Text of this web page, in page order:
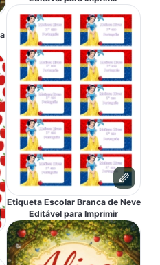
Etiqueta Escolar Branca de Neve
Editável para Imprimir